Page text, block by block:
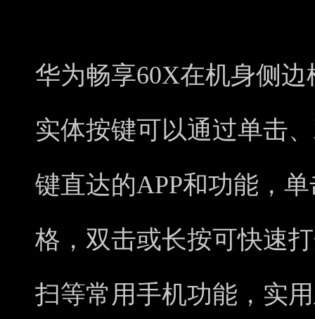
华为畅享60X在机身侧
实体按键可以通过单击
键直达的APP和功能，
格，双击或长按可快速
扫等常用手机功能，实